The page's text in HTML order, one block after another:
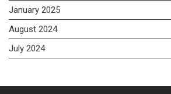
January 2025
August 2024
July 2024